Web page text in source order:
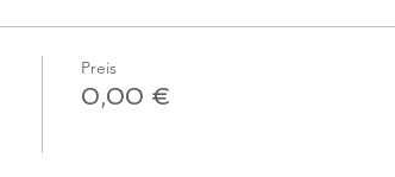
Preis
0,00 €